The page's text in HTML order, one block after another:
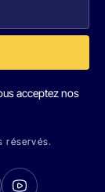
acceptez nos
réservés.